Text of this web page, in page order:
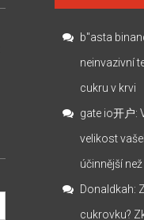
b"asta
neinvazivní
cukru v krvi
gate io开户:
velikost
účinnější
Donaldkah:
cukrovku?